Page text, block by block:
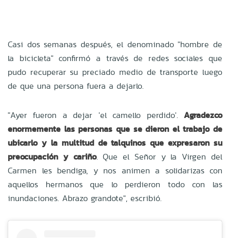
Casi dos semanas después, el denominado "hombre de
la bicicleta" confirmó a través de redes sociales que
pudo recuperar su preciado medio de transporte luego
de que una persona fuera a dejarlo.
"Ayer fueron a dejar 'el camello perdido'. Agradezco
enormemente las personas que se dieron el trabajo de
ubicarlo y la multitud de talquinos que expresaron su
preocupación y cariño. Que el Señor y la Virgen del
Carmen les bendiga, y nos animen a solidarizas con
aquellos hermanos que lo perdieron todo con las
inundaciones. Abrazo grandote", escribió.